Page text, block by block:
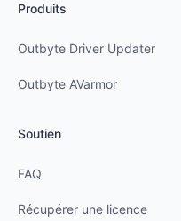
Produits
Outbyte Driver Updater
Outbyte AVarmor
Soutien
FAQ
Récupérer une licence